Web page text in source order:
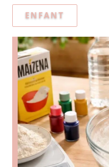
ENFANT